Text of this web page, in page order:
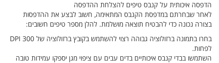
הדפסה איכותית על קנבס טיפים להצלחת ההדפסה
לאחר שבחרתם במדפסת הקנבס המתאימה, חשוב לבצע את ההדפסות
בצורה נכונה כדי להבטיח תוצאה מושלמת. להלן מספר טיפים חשובים:
בחרו בתמונה ברזולוציה גבוהה רצוי להשתמש בקובץ ברזולוציה של 300 DPI
לפחות.
השתמשו בבדי קנבס איכותיים בדים עבים עם ציפוי מגן יספקו עמידות טובה